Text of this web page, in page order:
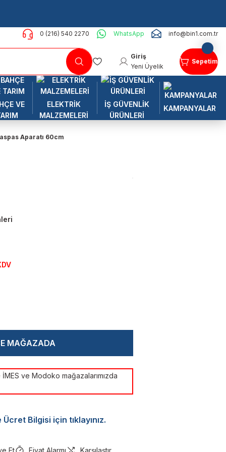
0 (216) 540 2270 WhatsApp info@bin1.com.tr
Giriş
Yeni Üyelik
Sepetim
VE
ELEKTRİK
MALZEMELERİ
İŞ GÜVENLİK
ÜRÜNLERİ
KAMPANYALAR
Aparatı 60cm
MAĞAZADA
ve Modoko mağazalarımızda
Bilgisi için tıklayınız.
Et Fiyat Alarmı Karşılaştır